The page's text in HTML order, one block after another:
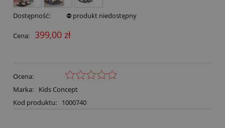
Dostępność: ⛔ produkt niedostępny
Cena: 399,00 zł
Ocena:
Marka:
Kids Concept
Kod produktu:
1000740